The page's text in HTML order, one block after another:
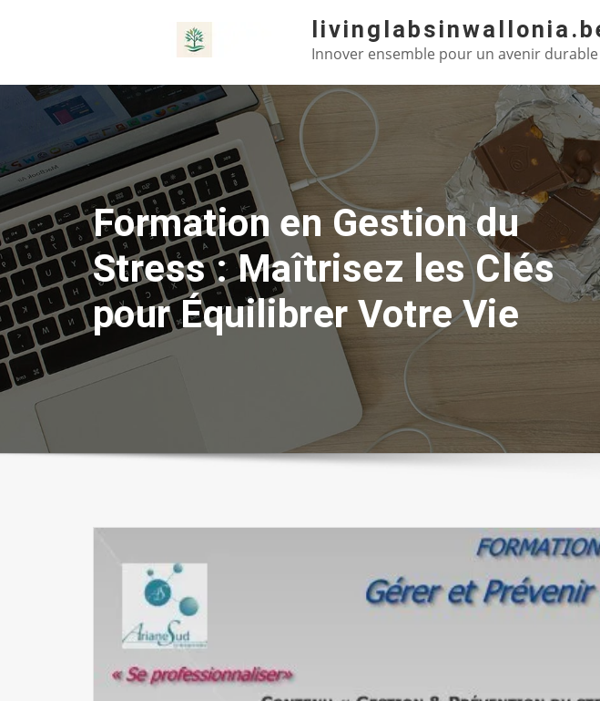
Innover ensemble pour un avenir
Formation en Gestion du
Stress : Maîtrisez les Clés
pour Équilibrer Votre Vie